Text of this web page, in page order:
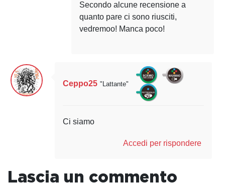
Secondo alcune recensione a
quanto pare ci sono riusciti,
vedremoo! Manca poco!
Ceppo25 "Lattante"
Ci siamo
Accedi per rispondere
Lascia un commento